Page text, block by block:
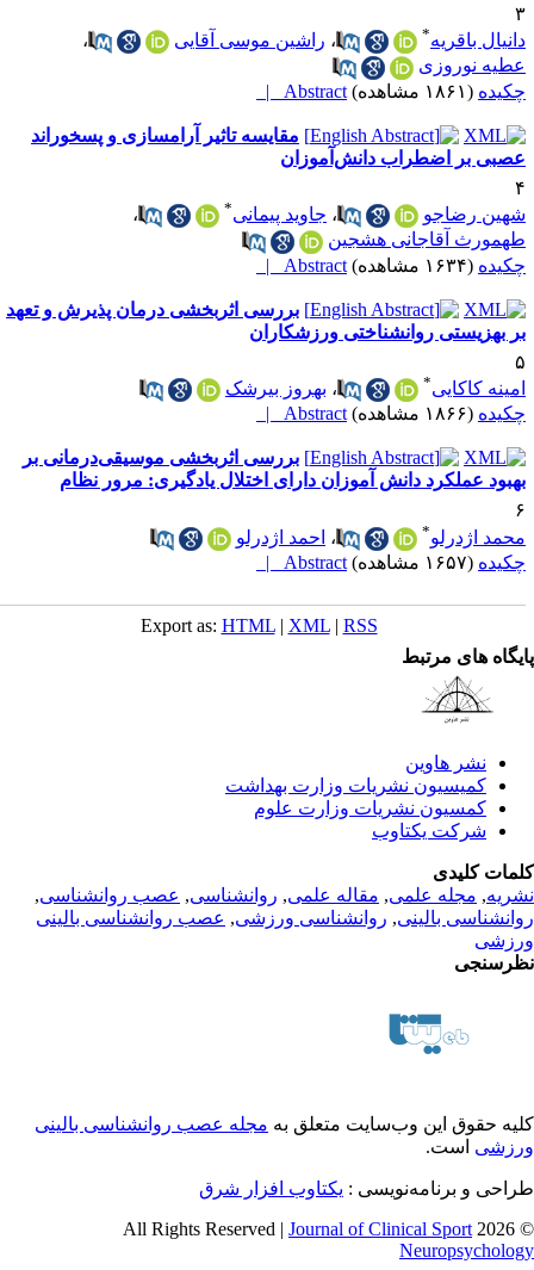
باقریه
،راشین موسی آقایی
،
نوروزی
(۱۸۶۱ مشاهده) Abstract |
مقایسه تاثیر آرامسازی و پسخوراند
بر اضطراب دانش‌آموزان
رضاجو
،جاوید پیمانی
،
آقاجانی هشجین
(۱۶۳۴ مشاهده) Abstract |
بررسی اثربخشی درمان پذیرش و تعهد
بهزیستی روانشناختی ورزشکاران
کاکایی
،بهروز بیرشک
(۱۸۶۶ مشاهده) Abstract |
بررسی اثربخشی موسیقی‌درمانی بر
عملکرد دانش آموزان دارای اختلال یادگیری: مرور نظام
اژدرلو * ،احمد اژدرلو
(۱۶۵۷ مشاهده) Abstract |
Export as:HTML |XML|RSS
های مرتبط
نشر هاوین
کمیسیون نشریات وزارت بهداشت
کمسیون نشریات وزارت علوم
شرکت یکتاوب
کلیدی
,مجله علمی, مقاله علمی, روانشناسی, عصب روانشناسی,
بالینی, روانشناسی ورزشی, عصب روانشناسی بالینی
حقوق این وب‌سایت متعلق بهمجله عصب روانشناسی بالینی
است.
و برنامه‌نویسی : یکتاوب افزار شرق
©
Journal of Clinical Sport